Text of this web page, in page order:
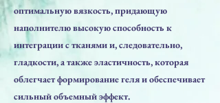
оптимальную вязкость, придающую
наполнителю высокую способность к
интеграции с тканями и, следовательно,
гладкости, а также эластичность, которая
облегчает формирование геля и обеспечивает
сильный объемный эффект.